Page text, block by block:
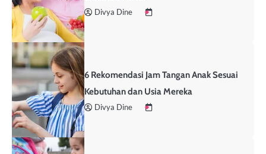
Divya Dine
6 Rekomendasi Jam Tangan Anak Sesuai
Kebutuhan dan Usia Mereka
Divya Dine